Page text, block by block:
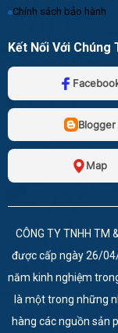
Chính sách bảo hành
Kết Nối Với Chúng
Blogger
Map
CÔNG TY TNHH TM
được cấp ngày 26/
năm kinh nghiệm
là một trong những
hàng các nguồn sản